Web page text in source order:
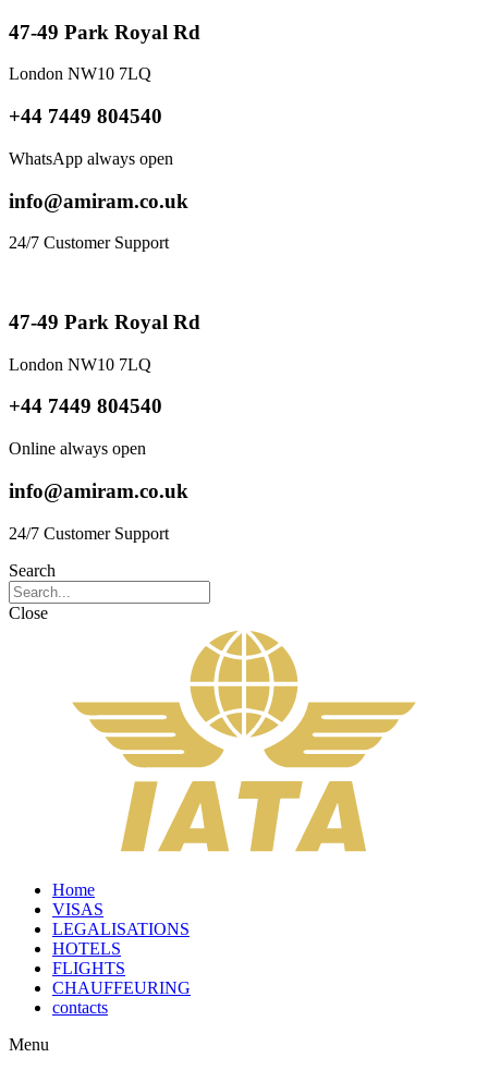
47-49 Park Royal Rd
London NW10 7LQ
+44 7449 804540
WhatsApp always open
info@amiram.co.uk
24/7 Customer Support
47-49 Park Royal Rd
London NW10 7LQ
+44 7449 804540
Online always open
info@amiram.co.uk
24/7 Customer Support
Search
Close
Home
VISAS
LEGALISATIONS
HOTELS
FLIGHTS
CHAUFFEURING
contacts
Menu